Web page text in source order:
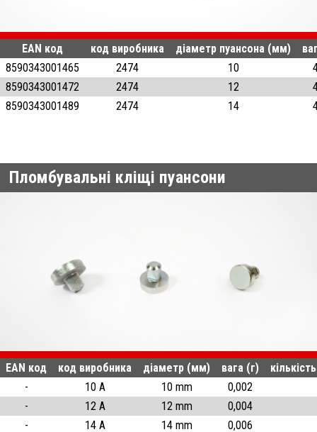
EAN код код виробника діаметр пуансона (мм)
8590343001465
2474 10
8590343001472
2474 12
8590343001489
2474 14
Пломбувальні кліщі пуансони
EAN код код виробника діаметр (мм) вага (г)
-
10 A 10 mm
0,002
-
12 A 12 mm
0,004
-
14 A 14 mm 0,006